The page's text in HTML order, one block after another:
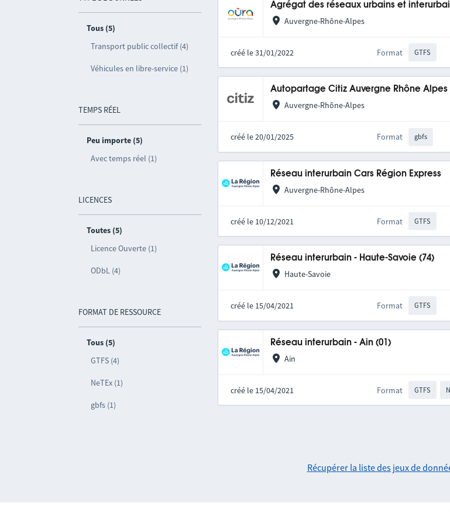
Tous (5)
Transport public collectif (4)
Véhicules en libre-service (1)
TEMPS RÉEL
Peu importe (5)
Avec temps réel (1)
LICENCES
Toutes (5)
Licence Ouverte (1)
ODbL (4)
FORMAT DE RESSOURCE
Tous (5)
GTFS (4)
NeTEx (1)
gbfs (1)
Agrégat des réseaux urbains et
Auvergne-Rhône-Alpes
créé le 31/01/2022 Format GTFS
Autopartage Citiz Auvergne Rhône Alpes
Auvergne-Rhône-Alpes
créé le 20/01/2025 Format gbfs
Réseau interurbain Cars Région Express
Auvergne-Rhône-Alpes
créé le 10/12/2021 Format GTFS
Réseau interurbain - Haute-Savoie (74)
Haute-Savoie
créé le 15/04/2021 Format GTFS
Réseau interurbain - Ain (01)
Ain
créé le 15/04/2021 Format GTFS
Récupérer la liste des jeux de